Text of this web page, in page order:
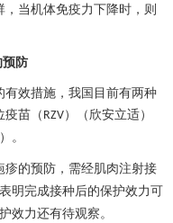
，当机体免疫力下降时，则
预防
有效措施，我国目前有两种
疫苗（RZV）（欣安立适）
。
疹的预防，需经肌肉注射接
明完成接种后的保护效力可
效力还有待观察。